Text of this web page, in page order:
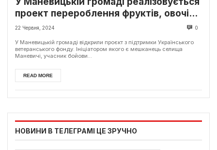
проект перероблення фруктів, овочів,
ягід та грибів
22 Червня, 2024 0
У Маневицькій громаді відкрили проєкт з підтримки Українського
ветеранського фонду. Ініціатором якого є мешканець селища
Маневичі, учасник бойови...
READ MORE
НОВИНИ В ТЕЛЕГРАМІ ЦЕ ЗРУЧНО